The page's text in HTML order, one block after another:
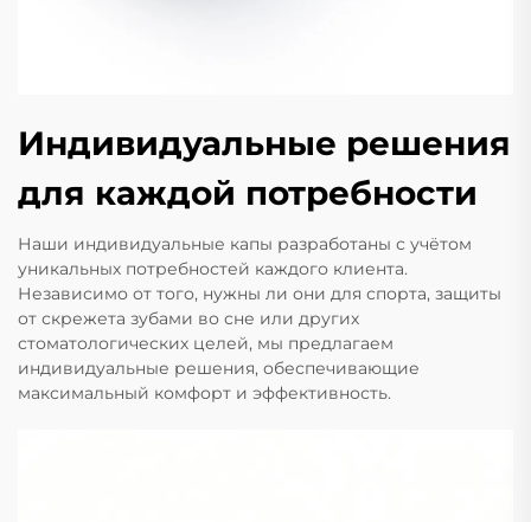
Индивидуальные решения
для каждой потребности
Наши индивидуальные капы разработаны с учётом
уникальных потребностей каждого клиента.
Независимо от того, нужны ли они для спорта, защиты
от скрежета зубами во сне или других
стоматологических целей, мы предлагаем
индивидуальные решения, обеспечивающие
максимальный комфорт и эффективность.